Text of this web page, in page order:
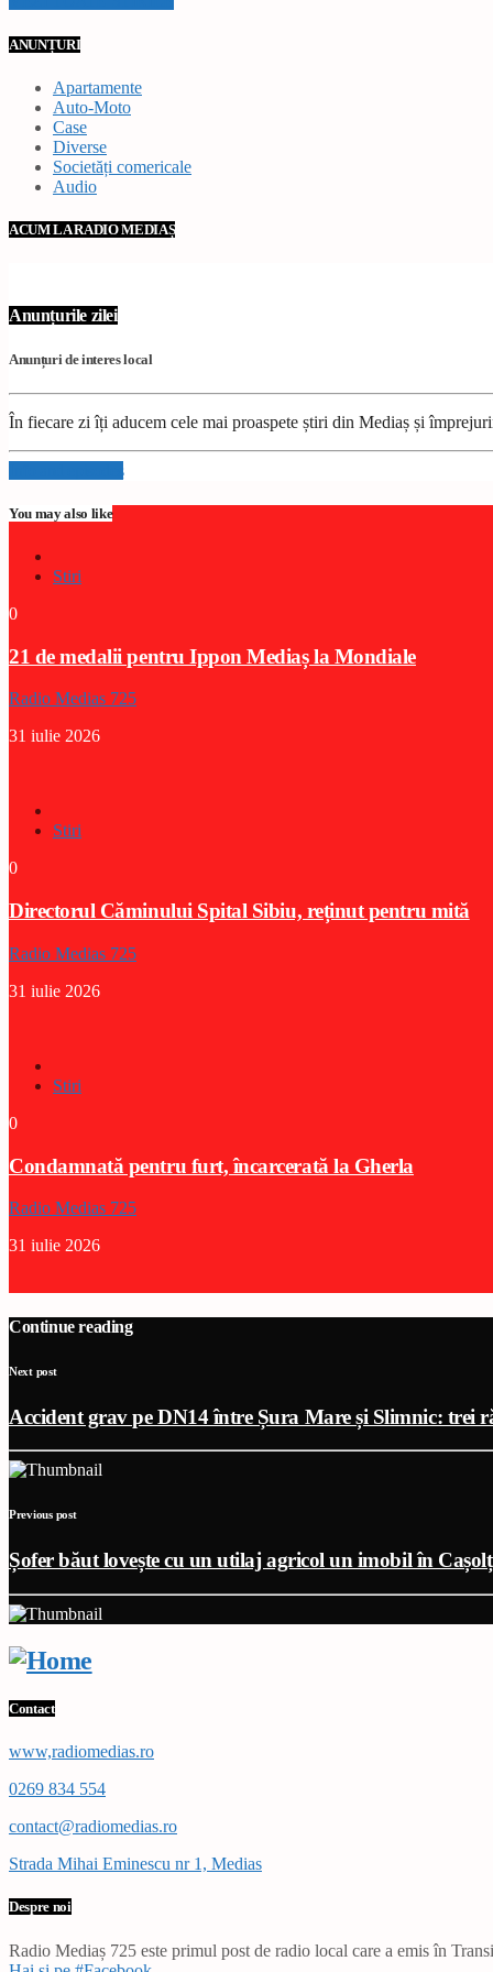
ANUNȚURI
Apartamente
Auto-Moto
Case
Diverse
Societăți comericale
Audio
ACUM LA RADIO MEDIAȘ
Anunțurile zilei
Anunțuri de interes local
În fiecare zi îți aducem cele mai proaspete știri din Mediaș și
Info and episodes
You may also like
Stiri
0
21 de medalii pentru Ippon Mediaș la Mondiale
Radio Medias 725
31 iulie 2026
Stiri
0
Directorul Căminului Spital Sibiu, reținut pentru mită
Radio Medias 725
31 iulie 2026
Stiri
0
Condamnată pentru furt, încarcerată la Gherla
Radio Medias 725
31 iulie 2026
Continue reading
Next post
Accident grav pe DN14 între Șura Mare și Slimnic: trei
Previous post
Șofer băut lovește cu un utilaj agricol un imobil în Cașolț
Contact
www,radiomedias.ro
0269 834 554
contact@radiomedias.ro
Strada Mihai Eminescu nr 1, Medias
Despre noi
Radio Mediaș 725 este primul post de radio local care a emis în